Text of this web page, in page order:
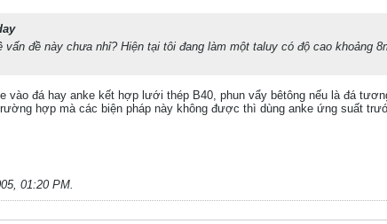
vấn đề này chưa nhỉ? Hiện tại tôi đang làm một taluy có độ cao khoảng
vào đá hay anke kết hợp lưới thép B40, phun vẩy bêtông nếu là đá
hợp mà các biện pháp này không được thì dùng anke ứng suất
01:20 PM.